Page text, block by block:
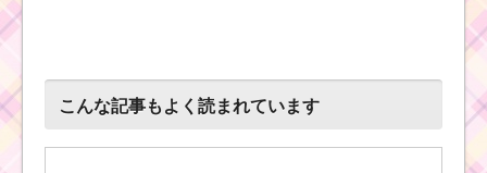
こんな記事もよく読まれています